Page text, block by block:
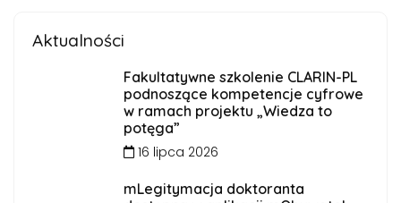
Aktualności
Fakultatywne szkolenie CLARIN-PL
podnoszące kompetencje cyfrowe
w ramach projektu „Wiedza to
potęga”
16 lipca 2026
mLegitymacja doktoranta